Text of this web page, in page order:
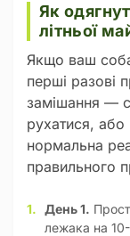
Як
літньої
Якщо ваш
перші разові
замішання —
рухатися,
нормальна
правильного
День 1.
лежака на